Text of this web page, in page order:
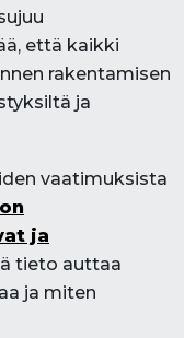
että kaikki
rakentamisen
ja
vaatimuksista
ja
tieto auttaa
ja miten